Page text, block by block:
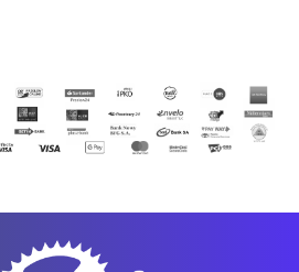
Red Wing
Reebok